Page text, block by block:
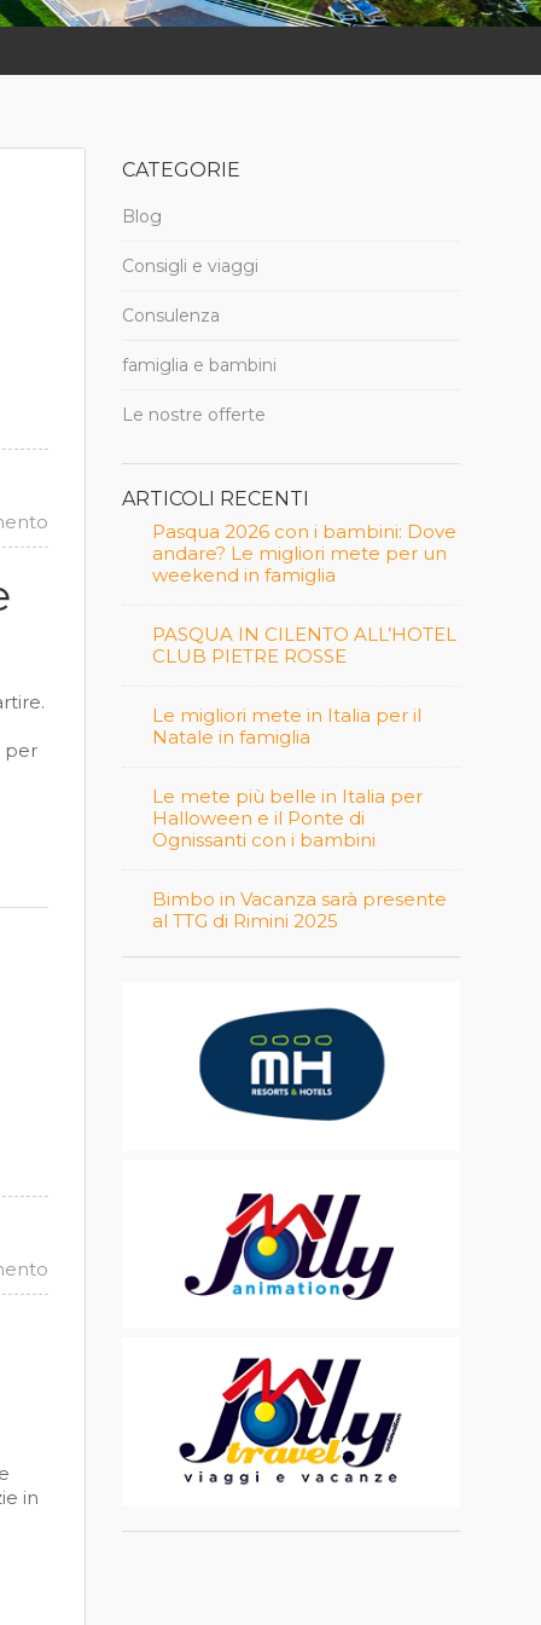
per
in
CATEGORIE
Blog
Consigli e viaggi
Consulenza
famiglia e bambini
Le nostre offerte
ARTICOLI RECENTI
Pasqua 2026 con i bambini: Dove
andare? Le migliori mete per un
weekend in famiglia
PASQUA IN CILENTO ALL’HOTEL
CLUB PIETRE ROSSE
Le migliori mete in Italia per il
Natale in famiglia
Le mete più belle in Italia per
Halloween e il Ponte di
Ognissanti con i bambini
Bimbo in Vacanza sarà presente
al TTG di Rimini 2025